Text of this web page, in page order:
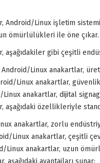
Linux işletim
ömürlülükleri ile öne çıkar.
aşağıdakiler gibi çeşitli
Linux anakartlar,
Linux anakartlar,
anakartlar, dijital
özellikleriyle
anakartlar, zorlu
Linux anakartlar, çeşitli
Linux anakartlar, uzun
avantajları sunar: